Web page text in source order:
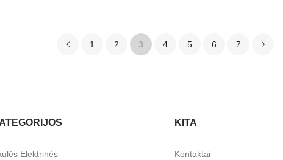
1 2 3 4 5 6 7
Elektrinės
KITA
Kontaktai